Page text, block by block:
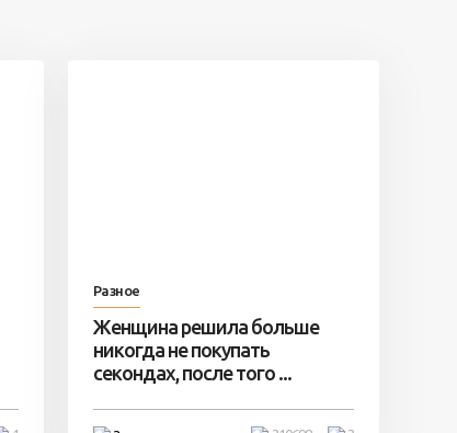
Разное
Женщина решила больше
никогда не покупать
секондах, после того ...